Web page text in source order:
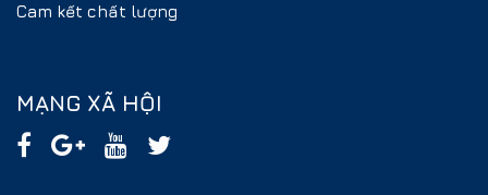
Cam kết chất lượng
MẠNG XÃ HỘI